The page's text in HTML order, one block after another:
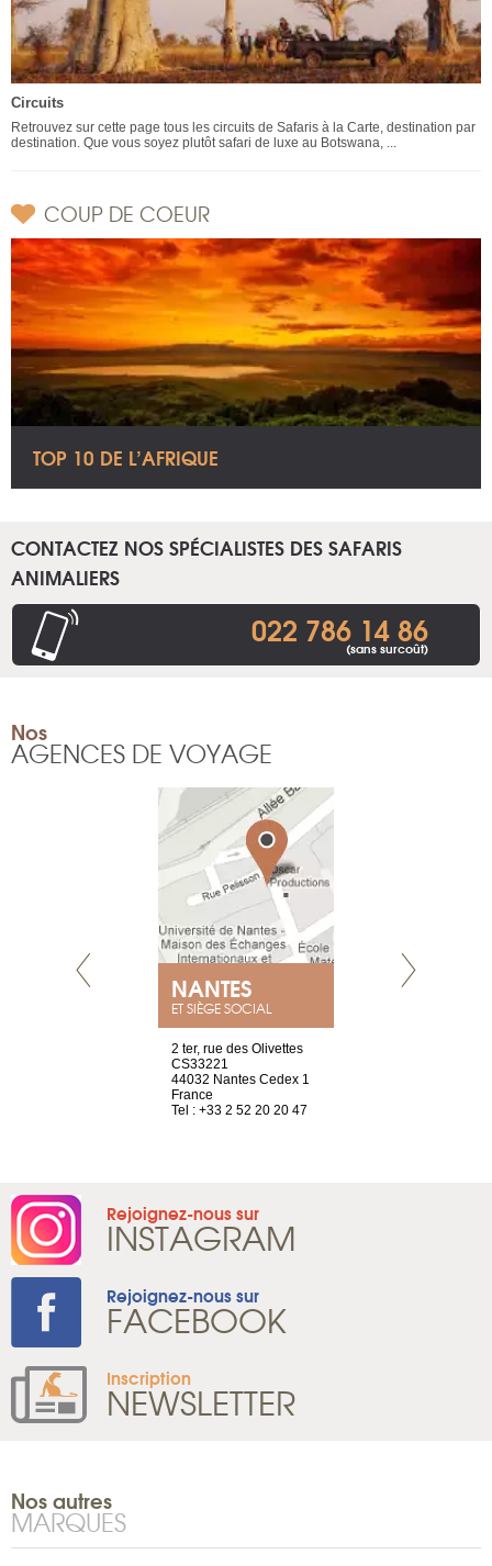
Circuits
Retrouvez sur cette page tous les circuits de Safaris à la Carte, destination par
destination. Que vous soyez plutôt safari de luxe au Botswana, ...
COUP DE COEUR
TOP 10 DE L’AFRIQUE
CONTACTEZ NOS SPÉCIALISTES DES SAFARIS
ANIMALIERS
022 786 14 86
(sans surcoût)
Nos
AGENCES DE VOYAGE
NANTES
ET SIÈGE SOCIAL
2 ter, rue des Olivettes
CS33221
44032 Nantes Cedex 1
France
Tel : +33 2 52 20 20 47
Rejoignez-nous sur
INSTAGRAM
Rejoignez-nous sur
FACEBOOK
Inscription
NEWSLETTER
Nos autres
MARQUES